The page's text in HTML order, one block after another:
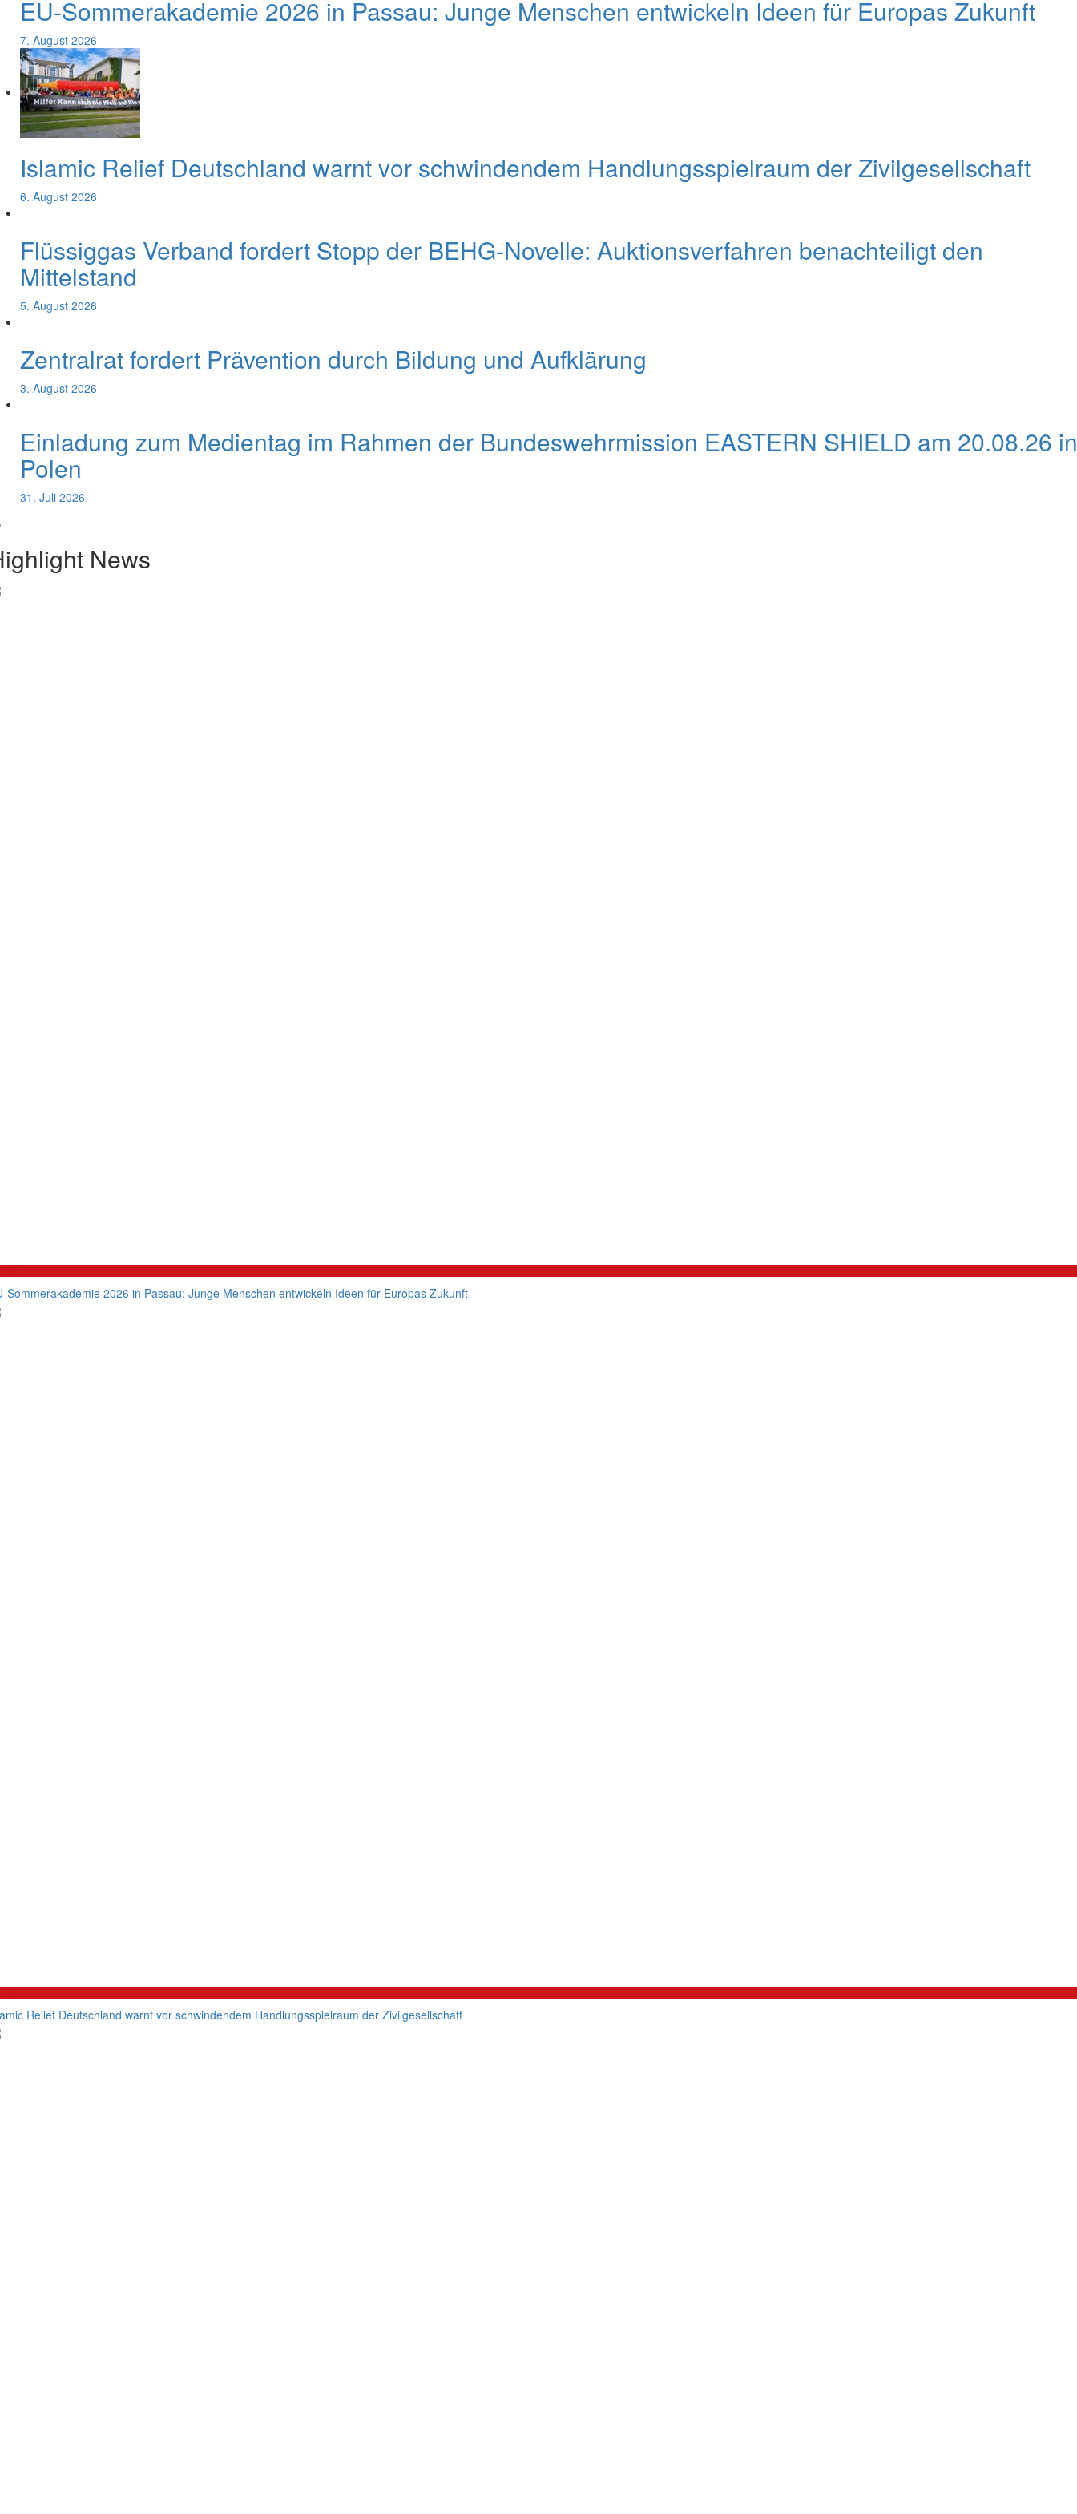
EU-Sommerakademie 2026 in Passau: Junge Menschen entwickeln Ideen für Europas Zukunft
7. August 2026
Islamic Relief Deutschland warnt vor schwindendem Handlungsspielraum der Zivilgesellschaft
6. August 2026
Flüssiggas Verband fordert Stopp der BEHG-Novelle: Auktionsverfahren benachteiligt den
Mittelstand
5. August 2026
Zentralrat fordert Prävention durch Bildung und Aufklärung
3. August 2026
Einladung zum Medientag im Rahmen der Bundeswehrmission EASTERN SHIELD am 20.08.26 in
Polen
31. Juli 2026
News
Sommerakademie 2026 in Passau: Junge Menschen entwickeln Ideen für Europas Zukunft
Relief Deutschland warnt vor schwindendem Handlungsspielraum der Zivilgesellschaft